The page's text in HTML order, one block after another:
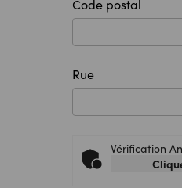
Code postal
Rue
Vérification